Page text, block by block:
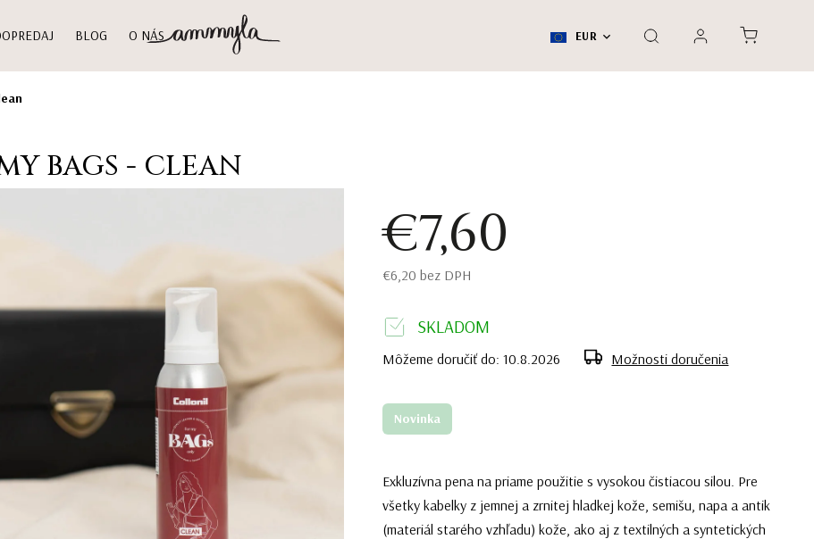
EUR
BLOG O NÁS
BAGS - CLEAN
€7,60
€6,20 bez DPH
Exkluzívna pena na priame použitie s vysokou čistiacou silou. Pre
všetky kabelky z jemnej a zrnitej hladkej kože, semišu, napa a antik
(materiál starého vzhľadu) kože, ako aj z textilných a syntetických
Novinka
SKLADOM
Môžeme doručiť do: 10.8.2026 Možnosti doručenia